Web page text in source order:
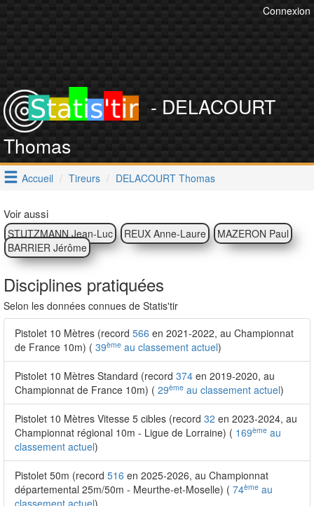
Connexion
- DELACOURT
Thomas
Accueil Tireurs DELACOURT Thomas
Voir aussi
STUTZMANN Jean-Luc REUX Anne-Laure
MAZERON Paul
BARRIER Jérôme
Disciplines pratiquées
Selon les données connues de Statis'tir
Pistolet 10 Mètres (record 566 en 2021-2022, au Championnat
de France 10m) ( 39ème au classement actuel)
Pistolet 10 Mètres Standard (record 374 en 2019-2020, au
Championnat de France 10m) ( 29ème au classement actuel)
Pistolet 10 Mètres Vitesse 5 cibles (record 32 en 2023-2024, au
Championnat régional 10m - Ligue de Lorraine) ( 169ème au
classement actuel)
Pistolet 50m (record 516 en 2025-2026, au Championnat
départemental 25m/50m - Meurthe-et-Moselle) ( 74ème au
classement actuel)